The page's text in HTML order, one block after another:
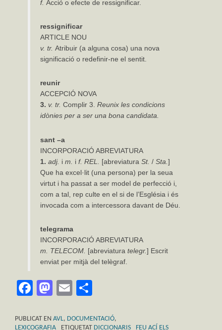
f. Acció o efecte de ressignificar.
ressignificar
ARTICLE NOU
v. tr. Atribuir (a alguna cosa) una nova
significació o redefinir-ne el sentit.
reunir
ACCEPCIÓ NOVA
3. v. tr. Complir 3.Reunix les condicions
idònies per a ser una bonacandidata.
sant –a
INCORPORACIÓ ABREVIATURA
1.adj. im. if. REL. [abreviaturaSt./Sta.]
Que ha excel·lit (una persona) per la seua
virtut i ha passat a ser model de perfecció i,
com a tal, rep culte en el si de l’Església i és
invocada com a intercessora davant de Déu.
telegrama
INCORPORACIÓ ABREVIATURA
m.
TELECOM. [abreviaturatelegr.] Escrit
enviat per mitjà del telègraf.
Facebook
Mastodon
Email
PUBLICAT EN AVL, DOCUMENTACIÓ,
LEXICOGRAFIA
ETIQUETAT DICCIONARIS
FEU ACÍ ELS